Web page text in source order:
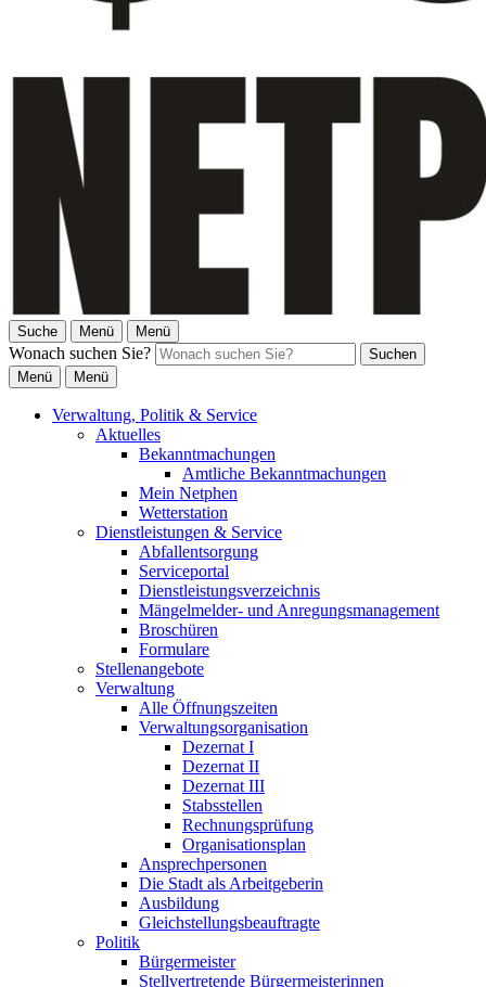
Suche Menü Menü
Wonach suchen Sie?
Suchen
Menü
Menü
Verwaltung, Politik & Service
Aktuelles
Bekanntmachungen
Amtliche Bekanntmachungen
Mein Netphen
Wetterstation
Dienstleistungen & Service
Abfallentsorgung
Serviceportal
Dienstleistungsverzeichnis
Mängelmelder- und Anregungsmanagement
Broschüren
Formulare
Stellenangebote
Verwaltung
Alle Öffnungszeiten
Verwaltungsorganisation
Dezernat I
Dezernat II
Dezernat III
Stabsstellen
Rechnungsprüfung
Organisationsplan
Ansprechpersonen
Die Stadt als Arbeitgeberin
Ausbildung
Gleichstellungsbeauftragte
Politik
Bürgermeister
Stellvertretende Bürgermeisterinnen